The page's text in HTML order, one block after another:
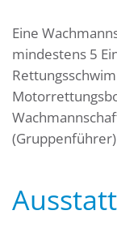
Eine
mindestens 5